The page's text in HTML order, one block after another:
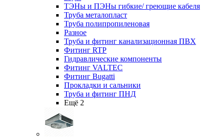
ТЭНы и ПЭНы гибкие/ греющие кабеля
Труба металопласт
Труба полипропиленовая
Разное
Труба и фитинг канализационная ПВХ
Фитинг RTP
Гидравлические компоненты
Фитинг VALTEC
Фитинг Bugatti
Прокладки и сальники
Труба и фитинг ПНД
Ещё 2